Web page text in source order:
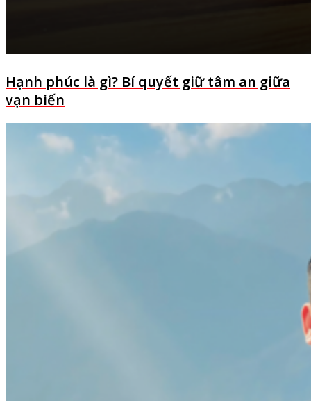
Hạnh phúc là gì? Bí quyết giữ tâm an giữa
vạn biến